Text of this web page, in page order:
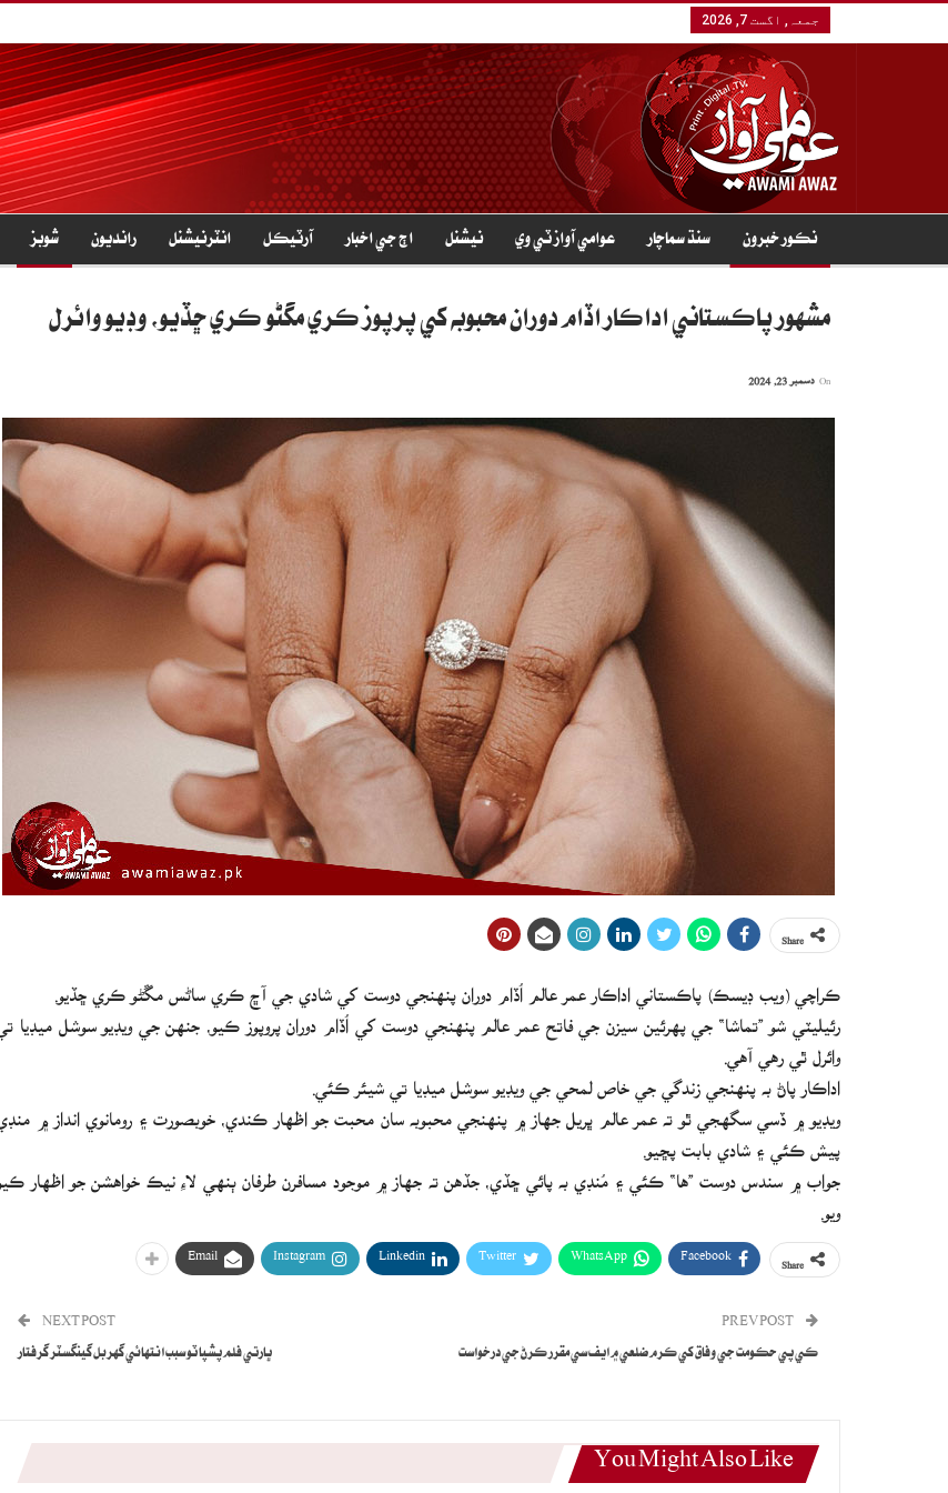
جمعہ, اگست 7, 2026
نڪور خبرون سنڌ سماچار عوامي آواز ٽي وي نيشنل اڄ جي اخبار آرٽيڪل انٽرنيشنل رانديون شوبز
مشهور پاڪستاني اداڪار اُڏام دوران محبوبه کي پرپوز ڪري مڱڻو ڪري ڇڏيو، وڊيو وائرل
ڪراچي (ويب ڊيسڪ) پاڪستاني اداڪار عمر عالم اُڏام دوران پنهنجي دوست کي شادي جي آڇ ڪري ساڻس مڱڻو ڪري ڇڏيو.
رئيليٽي شو ”تماشا“ جي پهرئين سيزن جي فاتح عمر عالم پنهنجي دوست کي اُڏام دوران پروپوز ڪيو، جنهن جي ويڊيو سوشل ميڊيا تي
وائرل ٿي رهي آهي.
اداڪار پاڻ به پنهنجي زندگي جي خاص لمحي جي ويڊيو سوشل ميڊيا تي شيئر ڪئي.
ويڊيو ۾ ڏسي سگھجي ٿو ته عمر عالم ڀريل جهاز ۾ پنهنجي محبوبه سان محبت جو اظهار ڪندي، خوبصورت ۽ رومانوي انداز ۾ منڊي
پيش ڪئي ۽ شادي بابت پڇيو.
جواب ۾ سندس دوست ”ها“ ڪئي ۽ مُنڊي به پائي ڇڏي، جڏهن ته جهاز ۾ موجود مسافرن طرفان ٻنهي لاءِ نيڪ خواهشن جو اظهار ڪيو
Facebook
WhatsApp
Twitter
Linkedin
Instagram
Email
ڪي پي حڪومت جي وفاق کي ڪرم ضلعي ۾ ايف سي مقرر ڪرڻ جي درخواست
NEXT POST
ڀارتي فلم پشپا ٽو سبب انتهائي گهربل گينگسٽر گرفتار
You Might Also Like